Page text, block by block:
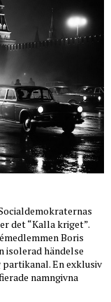
det “Kalla kriget”.
Boris
isolerad händelse
En exklusiv
namngivna